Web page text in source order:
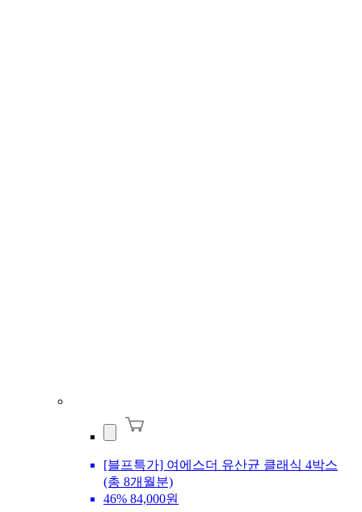
[블프특가] 여에스더 유산균 클래식 4박스
(총 8개월분)
46% 84,000원